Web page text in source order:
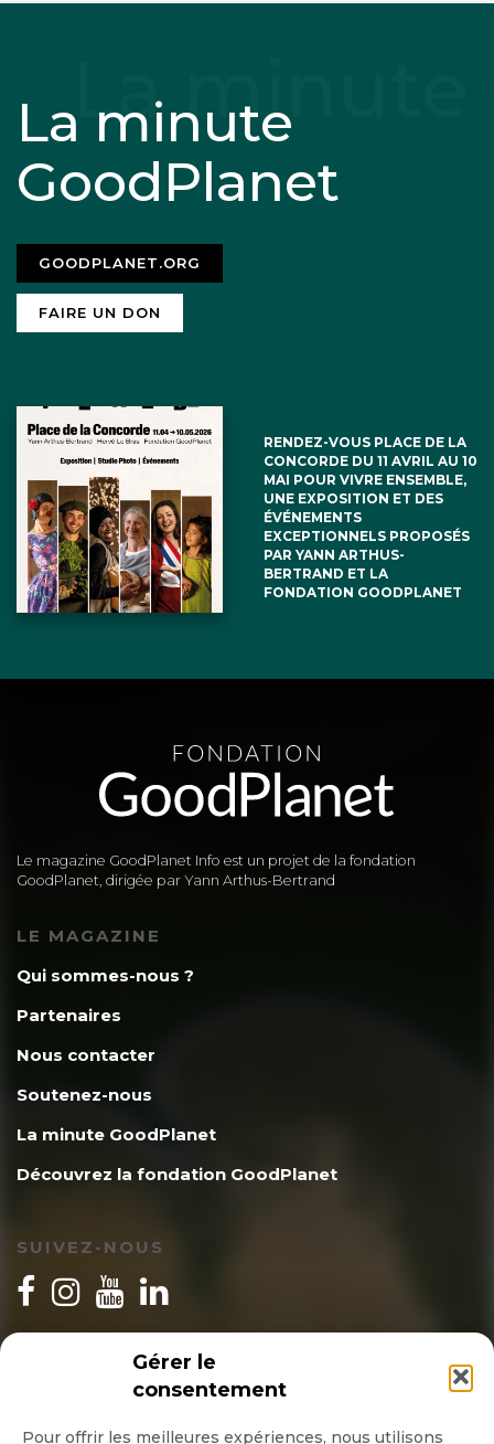
Gérer le
consentement
Pour offrir les meilleures expériences, nous utilisons
La minute
GoodPlanet
GOODPLANET.ORG
FAIRE UN DON
RENDEZ-VOUS PLACE DE LA
CONCORDE DU 11 AVRIL AU 10
MAI POUR VIVRE ENSEMBLE,
UNE EXPOSITION ET DES
ÉVÉNEMENTS
EXCEPTIONNELS PROPOSÉS
PAR YANN ARTHUS-
BERTRAND ET LA
FONDATION GOODPLANET
Le magazine GoodPlanet Info est un projet de la fondation
GoodPlanet, dirigée par Yann Arthus-Bertrand
LE MAGAZINE
Qui sommes-nous ?
Partenaires
Nous contacter
Soutenez-nous
La minute GoodPlanet
Découvrez la fondation GoodPlanet
SUIVEZ-NOUS
INSCRIPTION NEWSLETTER